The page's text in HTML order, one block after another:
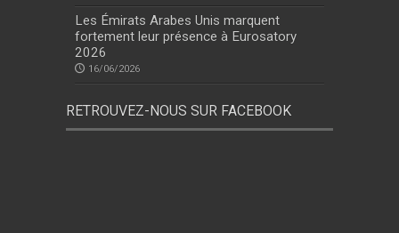
Les Émirats Arabes Unis marquent
fortement leur présence à Eurosatory
2026
16/06/2026
RETROUVEZ-NOUS SUR FACEBOOK